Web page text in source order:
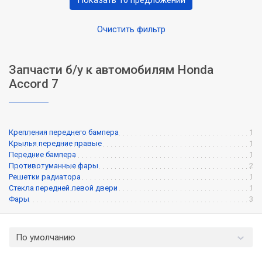
Очистить фильтр
Запчасти б/у к автомобилям Honda
Accord 7
Крепления переднего бампера
1
Крылья передние правые
1
Передние бампера
1
Противотуманные фары
2
Решетки радиатора
1
Стекла передней левой двери
1
Фары
3
По умолчанию